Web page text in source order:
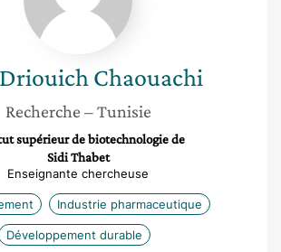
Driouich Chaouachi
Recherche – Tunisie
supérieur de biotechnologie de
Sidi Thabet
Enseignante chercheuse
Industrie pharmaceutique
Développement durable